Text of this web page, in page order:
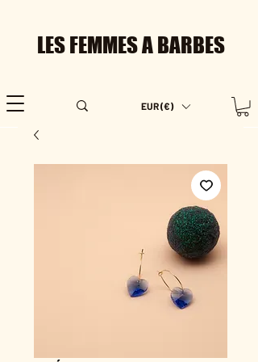
LES FEMMES A BARBES
EUR (€)